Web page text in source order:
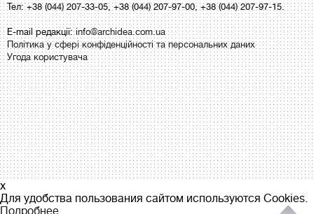
Тел: +38 (044) 207-33-05, +38 (044) 207-97-00, +38 (044) 207-97-15.
E-mail редакції:info@archidea.com.ua
Політика у сфері конфіденційності та персональних даних
Угода користувача
x
Для удобства пользования сайтом используются Cookies.
Подробнее...